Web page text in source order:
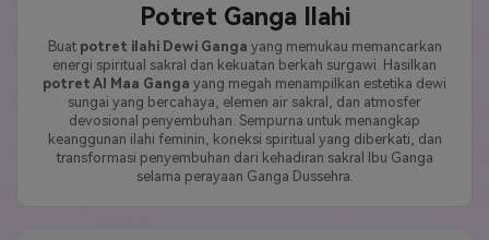
Potret Ganga Ilahi
Buat potret ilahi Dewi Ganga yang memukau memancarkan
energi spiritual sakral dan kekuatan berkah surgawi. Hasilkan
potret AI Maa Ganga yang megah menampilkan estetika dewi
sungai yang bercahaya, elemen air sakral, dan atmosfer
devosional penyembuhan. Sempurna untuk menangkap
keanggunan ilahi feminin, koneksi spiritual yang diberkati, dan
transformasi penyembuhan dari kehadiran sakral Ibu Ganga
selama perayaan Ganga Dussehra.